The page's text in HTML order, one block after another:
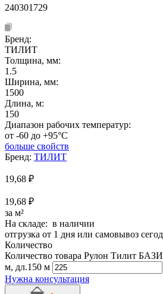
240301729
Бренд:
ТИЛИТ
Толщина, мм:
1.5
Ширина, мм:
1500
Длина, м:
150
Диапазон рабочих температур:
от -60 до +95°C
больше свойств
Бренд: ТИЛИТ
19,68 ₽
19,68 ₽
за м²
На складе: в наличии
отгрузка от 1 дня или самовывоз
Количество
Количество товара Рулон Тилит
м, дл.150 м
Нужна консультация